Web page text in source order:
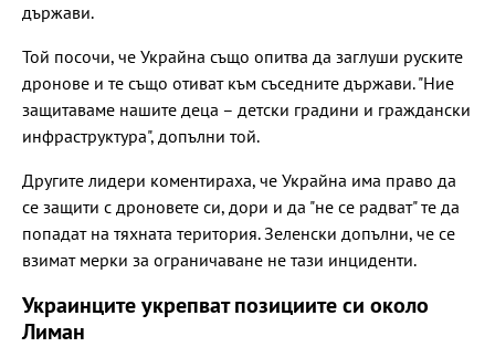
държави.
Той посочи, че Украйна също опитва да заглуши руските
дронове и те също отиват към съседните държави. "Ние
защитаваме нашите деца – детски градини и граждански
инфраструктура", допълни той.
Другите лидери коментираха, че Украйна има право да
се защити с дроновете си, дори и да "не се радват" те да
попадат на тяхната територия. Зеленски допълни, че се
взимат мерки за ограничаване не тази инциденти.
Украинците укрепват позициите си около
Лиман